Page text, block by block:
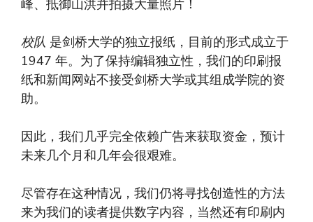
峰、抵御山洪并拍摄大量照片！
校队 是剑桥大学的独立报纸，目前的形式成立于
1947 年。为了保持编辑独立性，我们的印刷报
纸和新闻网站不接受剑桥大学或其组成学院的资
助。
因此，我们几乎完全依赖广告来获取资金，预计
未来几个月和几年会很艰难。
尽管存在这种情况，我们仍将寻找创造性的方法
来为我们的读者提供数字内容，当然还有印刷内